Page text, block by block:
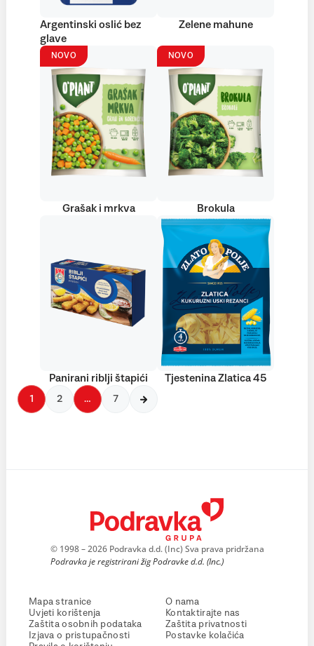
Argentinski oslić bez
glave
Zelene mahune
NOVO
Grašak i mrkva
NOVO
Brokula
Panirani riblji štapići Tjestenina Zlatica 45
1 2 … 7
© 1998 – 2026 Podravka d.d. (Inc) Sva prava pridržana
Podravka je registrirani žig Podravke d.d. (Inc.)
Mapa stranice
Uvjeti korištenja
Zaštita osobnih podataka
Izjava o pristupačnosti
O nama
Kontaktirajte nas
Zaštita privatnosti
Postavke kolačića